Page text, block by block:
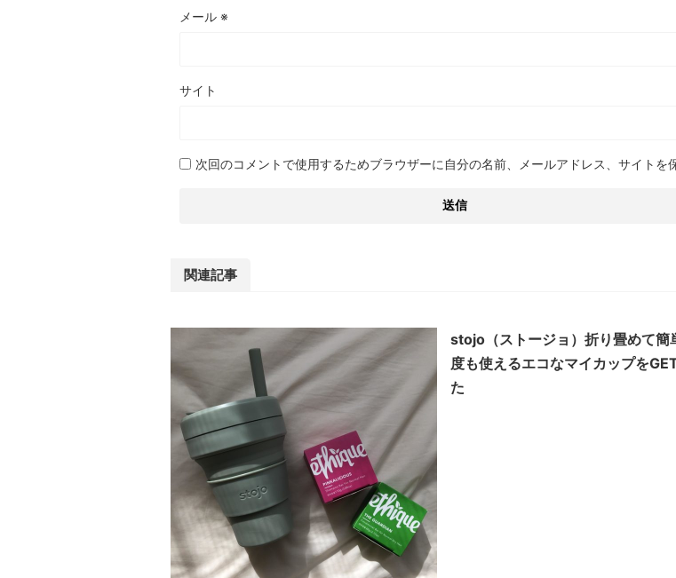
メール ※
サイト
次回のコメントで使用するためブラウザーに自分の名前、メールアドレス、サイトを
関連記事
stojo（ストージョ）折り畳めて簡
度も使えるエコなマイカップを
た